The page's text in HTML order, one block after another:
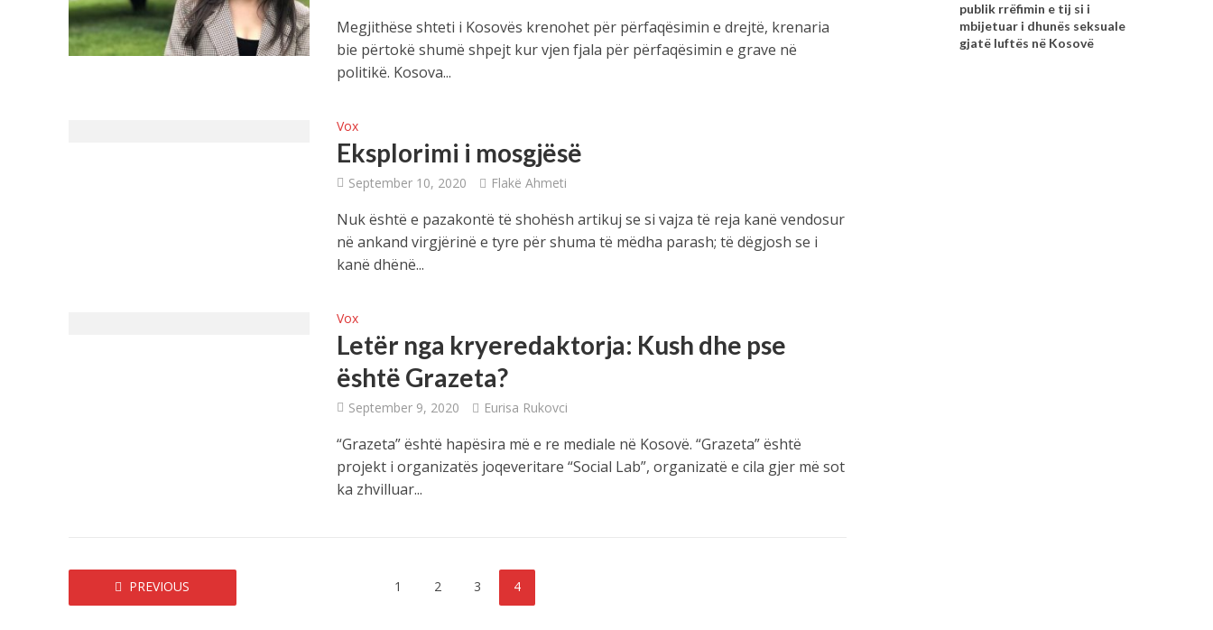
Megjithëse shteti i Kosovës krenohet për përfaqësimin e drejtë, krenaria
bie përtokë shumë shpejt kur vjen fjala për përfaqësimin e grave në
politikë. Kosova...
Vox
Eksplorimi i mosgjësë
September 10, 2020 Flakë Ahmeti
Nuk është e pazakontë të shohësh artikuj se si vajza të reja kanë vendosur
në ankand virgjërinë e tyre për shuma të mëdha parash; të dëgjosh se i
kanë dhënë...
Vox
Letër nga kryeredaktorja: Kush dhe pse
është Grazeta?
September 9, 2020 Eurisa Rukovci
“Grazeta” është hapësira më e re mediale në Kosovë. “Grazeta” është
projekt i organizatës joqeveritare “Social Lab”, organizatë e cila gjer më sot
ka zhvilluar...
PREVIOUS 1 2 3 4
publik rrëfimin e tij si i
mbijetuar i dhunës seksuale
gjatë luftës në Kosovë